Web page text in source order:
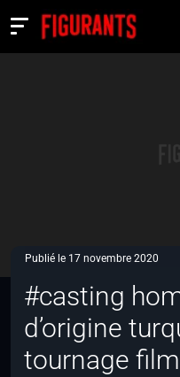
Actualités
Publié le 17 novembre 2020
#casting
d’origine
tournage